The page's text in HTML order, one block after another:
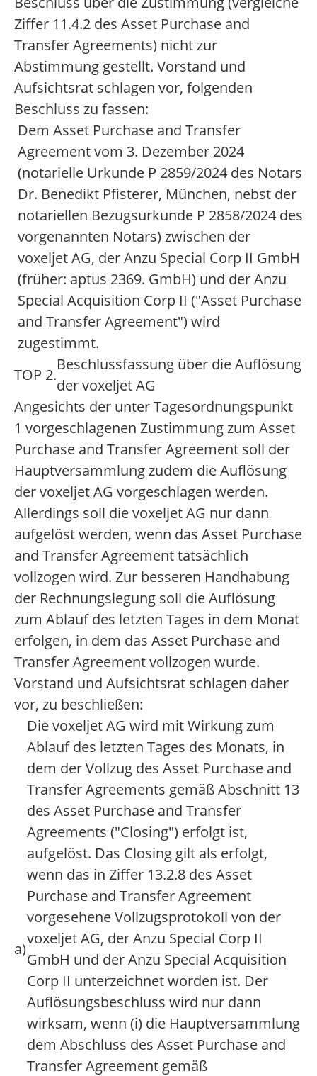
Ziffer 11.4.2 des Asset Purchase and
Transfer Agreements) nicht zur
Abstimmung gestellt. Vorstand und
Aufsichtsrat schlagen vor, folgenden
Beschluss zu fassen:
Dem Asset Purchase and Transfer
Agreement vom 3. Dezember 2024
(notarielle Urkunde P 2859/2024 des Notars
Dr. Benedikt Pfisterer, München, nebst der
notariellen Bezugsurkunde P 2858/2024 des
vorgenannten Notars) zwischen der
voxeljet AG, der Anzu Special Corp II GmbH
(früher: aptus 2369. GmbH) und der Anzu
Special Acquisition Corp II ("Asset Purchase
and Transfer Agreement") wird
zugestimmt.
TOP 2.
Beschlussfassung über die Auflösung
der voxeljet AG
Angesichts der unter Tagesordnungspunkt
1 vorgeschlagenen Zustimmung zum Asset
Purchase and Transfer Agreement soll der
Hauptversammlung zudem die Auflösung
der voxeljet AG vorgeschlagen werden.
Allerdings soll die voxeljet AG nur dann
aufgelöst werden, wenn das Asset Purchase
and Transfer Agreement tatsächlich
vollzogen wird. Zur besseren Handhabung
der Rechnungslegung soll die Auflösung
zum Ablauf des letzten Tages in dem Monat
erfolgen, in dem das Asset Purchase and
Transfer Agreement vollzogen wurde.
Vorstand und Aufsichtsrat schlagen daher
vor, zu beschließen:
a)
Die voxeljet AG wird mit Wirkung zum
Ablauf des letzten Tages des Monats, in
dem der Vollzug des Asset Purchase and
Transfer Agreements gemäß Abschnitt 13
des Asset Purchase and Transfer
Agreements ("Closing") erfolgt ist,
aufgelöst. Das Closing gilt als erfolgt,
wenn das in Ziffer 13.2.8 des Asset
Purchase and Transfer Agreement
vorgesehene Vollzugsprotokoll von der
voxeljet AG, der Anzu Special Corp II
GmbH und der Anzu Special Acquisition
Corp II unterzeichnet worden ist. Der
Auflösungsbeschluss wird nur dann
wirksam, wenn (i) die Hauptversammlung
dem Abschluss des Asset Purchase and
Transfer Agreement gemäß